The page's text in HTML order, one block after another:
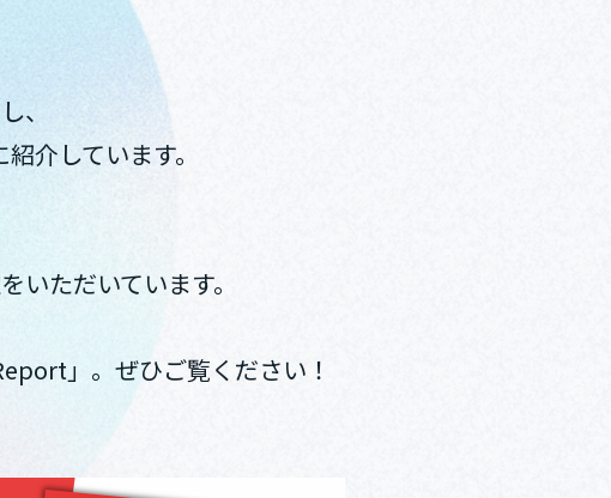
、
介しています。
をいただいています。
」。ぜひご覧ください！